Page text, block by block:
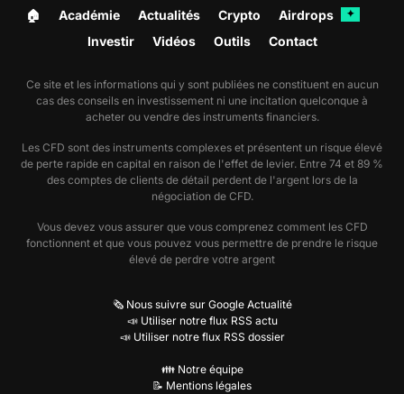
🏠︎ Académie Actualités Crypto Airdrops ✦
Investir Vidéos Outils Contact
Ce site et les informations qui y sont publiées ne constituent en aucun
cas des conseils en investissement ni une incitation quelconque à
acheter ou vendre des instruments financiers.
Les CFD sont des instruments complexes et présentent un risque élevé
de perte rapide en capital en raison de l'effet de levier. Entre 74 et 89 %
des comptes de clients de détail perdent de l'argent lors de la
négociation de CFD.
Vous devez vous assurer que vous comprenez comment les CFD
fonctionnent et que vous pouvez vous permettre de prendre le risque
élevé de perdre votre argent
🗞️ Nous suivre sur Google Actualité
📣 Utiliser notre flux RSS actu
📣 Utiliser notre flux RSS dossier
👪 Notre équipe
📝 Mentions légales